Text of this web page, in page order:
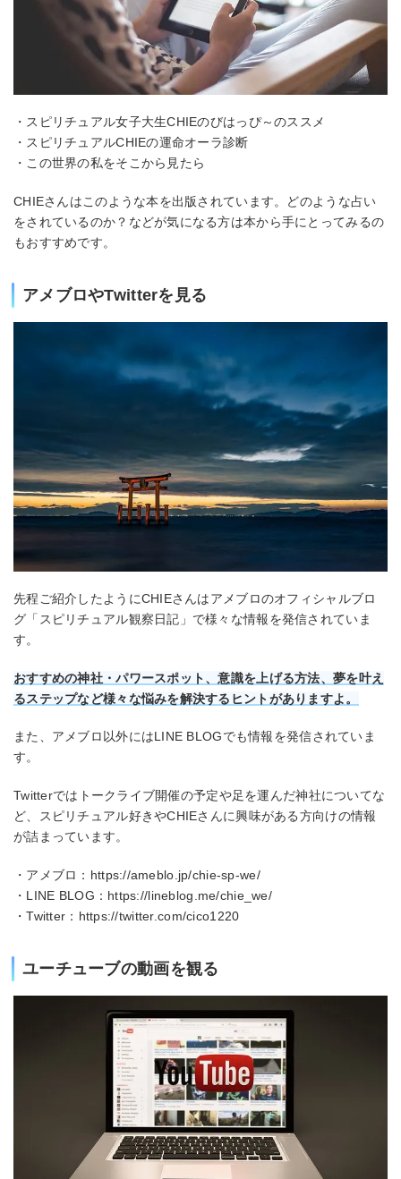
・スピリチュアル女子大生CHIEのびはっぴ～のススメ
・スピリチュアルCHIEの運命オーラ診断
・この世界の私をそこから見たら
CHIEさんはこのような本を出版されています。どのような占い
をされているのか？などが気になる方は本から手にとってみるの
もおすすめです。
アメブロやTwitterを見る
先程ご紹介したようにCHIEさんはアメブロのオフィシャルブロ
グ「スピリチュアル観察日記」で様々な情報を発信されていま
す。
おすすめの神社・パワースポット、意識を上げる方法、夢を叶え
るステップなど様々な悩みを解決するヒントがありますよ。
また、アメブロ以外にはLINE BLOGでも情報を発信されていま
す。
Twitterではトークライブ開催の予定や足を運んだ神社についてな
ど、スピリチュアル好きやCHIEさんに興味がある方向けの情報
が詰まっています。
・アメブロ：https://ameblo.jp/chie-sp-we/
・LINE BLOG：https://lineblog.me/chie_we/
・Twitter：https://twitter.com/cico1220
ユーチューブの動画を観る